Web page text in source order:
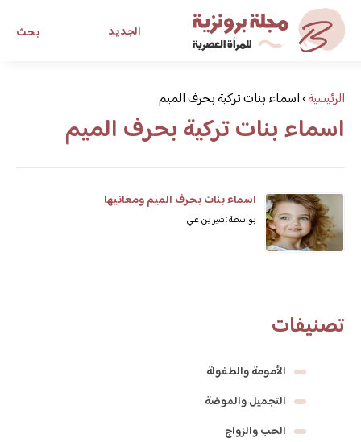
بحث الجديد
مجلة برونزية للفتاة العصرية
ابحث عن أي موضوع يهمك
الرئيسية›اسماء بنات تركية بحرف الميم
اسماء بنات تركية بحرف الميم
اسماء بنات بحرف الميم ومعانيها
بواسطة: شيرين علي
تصنيفات
الأمومة والطفولة
التجميل والموضة
الحب والزواج